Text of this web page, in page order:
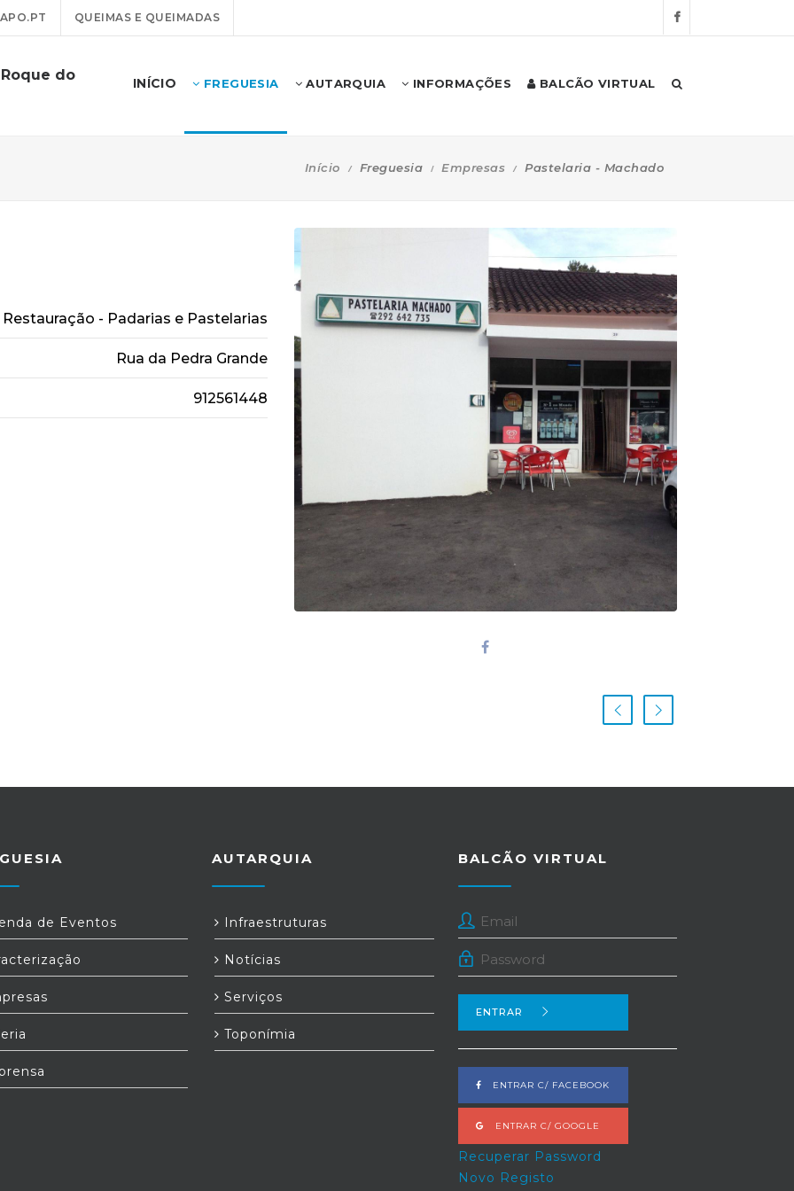
QUEIMAS E QUEIMADAS
do
INÍCIO FREGUESIA AUTARQUIA INFORMAÇÕES BALCÃO VIRTUAL
Início Freguesia Empresas Pastelaria - Machado
Restauração - Padarias e Pastelarias
Rua da Pedra Grande
912561448
de Eventos
AUTARQUIA
Infraestruturas
Notícias
Serviços
Toponímia
BALCÃO VIRTUAL
ENTRAR
ENTRAR C/ FACEBOOK
ENTRAR C/ GOOGLE
Recuperar Password
Novo Registo